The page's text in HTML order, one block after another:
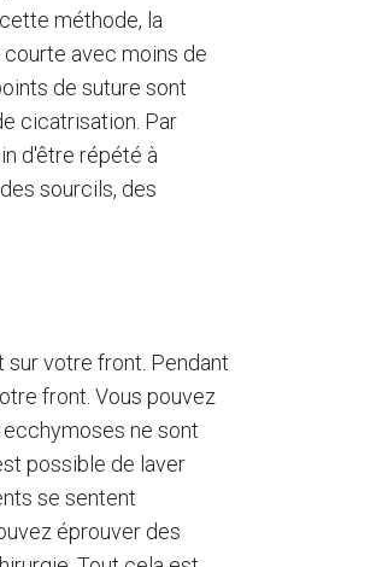
méthode, la
avec moins de
de suture sont
cicatrisation. Par
d'être répété à
sourcils, des
sur votre front. Pendant
front. Vous pouvez
ne sont
possible de laver
se sentent
éprouver des